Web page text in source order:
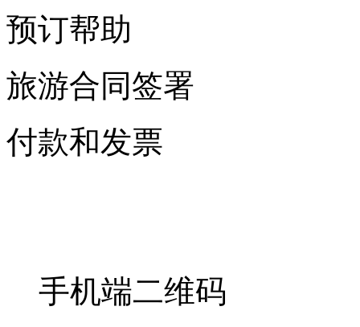
预订帮助
旅游合同签署
付款和发票
手机端二维码